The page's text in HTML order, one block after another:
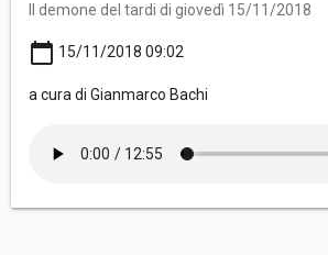
Il demone del tardi di giovedì 15/11/2018
calendar_today 15/11/2018 09:02
a cura di Gianmarco Bachi